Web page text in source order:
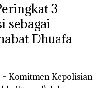
3
sebagai
Dhuafa
– Komitmen Kepolisian